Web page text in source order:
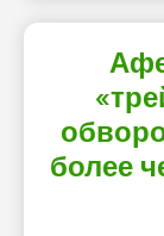
более